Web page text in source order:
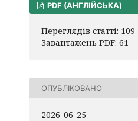
PDF (АНГЛІЙСЬКА)
Переглядів статті: 109
Завантажень PDF: 61
ОПУБЛІКОВАНО
2026-06-25